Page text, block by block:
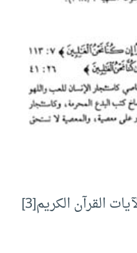
القرآن الكريم[3]